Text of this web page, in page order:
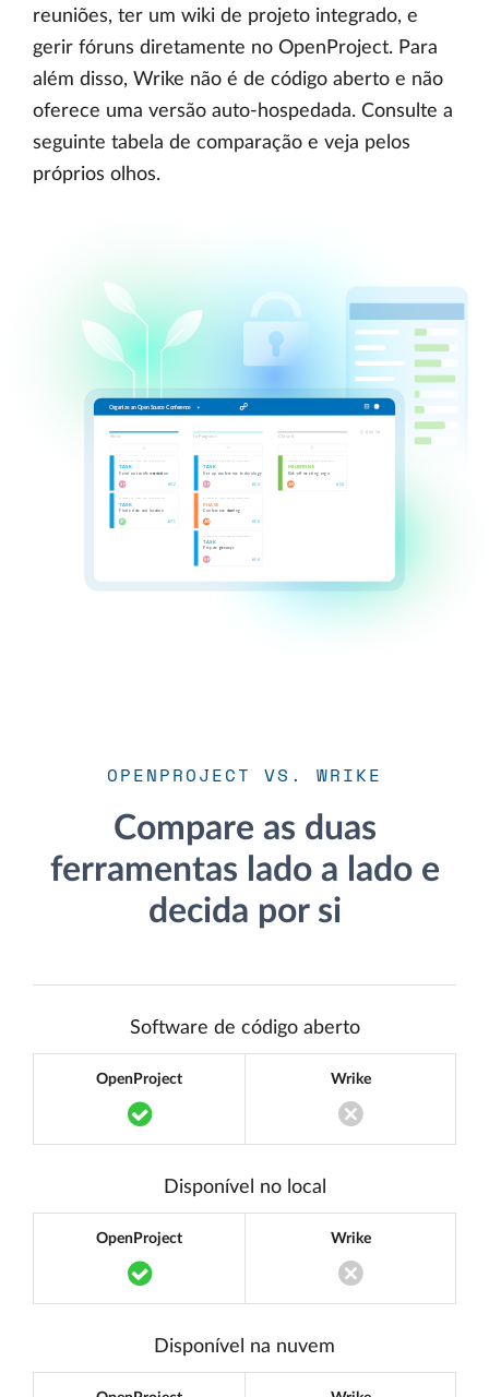
reuniões, ter um wiki de projeto integrado, e
gerir fóruns diretamente no OpenProject. Para
além disso, Wrike não é de código aberto e não
oferece uma versão auto-hospedada. Consulte a
seguinte tabela de comparação e veja pelos
próprios olhos.
OPENPROJECT VS. WRIKE
Compare as duas
ferramentas lado a lado e
decida por si
Software de código aberto
OpenProject
Translation missing:
Wrike
Translation
Disponível no local
OpenProject
Translation missing:
Wrike
Translation
Disponível na nuvem